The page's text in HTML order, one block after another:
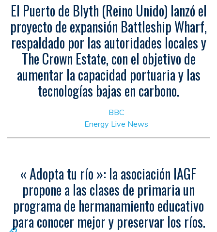
El Puerto de Blyth (Reino Unido) lanzó el
proyecto de expansión Battleship Wharf,
respaldado por las autoridades locales y
The Crown Estate, con el objetivo de
aumentar la capacidad portuaria y las
tecnologías bajas en carbono.
BBC
Energy Live News
« Adopta tu río »: la asociación IAGF
propone a las clases de primaria un
programa de hermanamiento educativo
para conocer mejor y preservar los ríos.